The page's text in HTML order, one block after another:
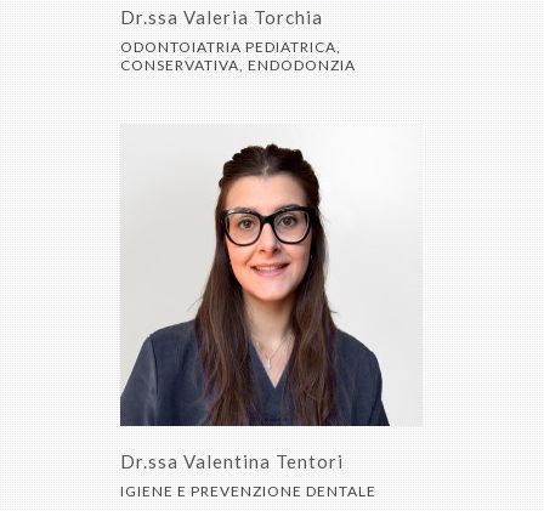
Dr.ssa Valeria Torchia
ODONTOIATRIA PEDIATRICA,
CONSERVATIVA, ENDODONZIA
Dr.ssa Valentina Tentori
IGIENE E PREVENZIONE DENTALE